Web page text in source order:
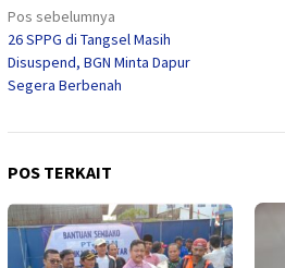
Navigasi
pos
Pos sebelumnya
26 SPPG di Tangsel Masih
Disuspend, BGN Minta Dapur
Segera Berbenah
POS TERKAIT